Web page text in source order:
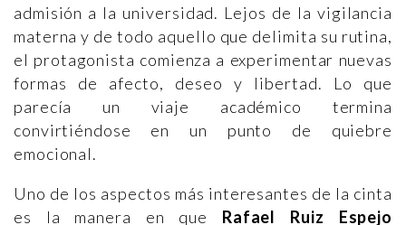
admisión a la universidad. Lejos de la vigilancia
materna y de todo aquello que delimita su rutina,
el protagonista comienza a experimentar nuevas
formas de afecto, deseo y libertad. Lo que
parecía un viaje académico termina
convirtiéndose en un punto de quiebre
emocional.
Uno de los aspectos más interesantes de la cinta
es la manera en que Rafael Ruiz Espejo